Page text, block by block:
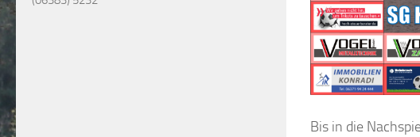
Bis in die